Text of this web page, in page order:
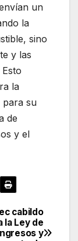
un
la
sino
y las
la
para su
de
y el
cabildo
la Ley de
y